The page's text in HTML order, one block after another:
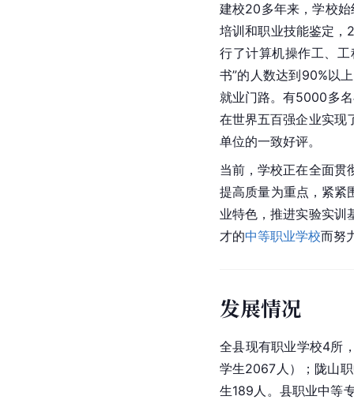
建校20多年来，学校
培训和职业技能鉴定
行了计算机操作工、
书”的人数达到90%以
就业门路。有5000多
在世界五百强企业实现
单位的一致好评。
当前，学校正在全面贯
提高质量为重点，紧紧
业特色，推进实验实训
才的中等职业学校而努
发展情况
全县现有职业学校4所
学生2067人）；陇山
生189人。县职业中等